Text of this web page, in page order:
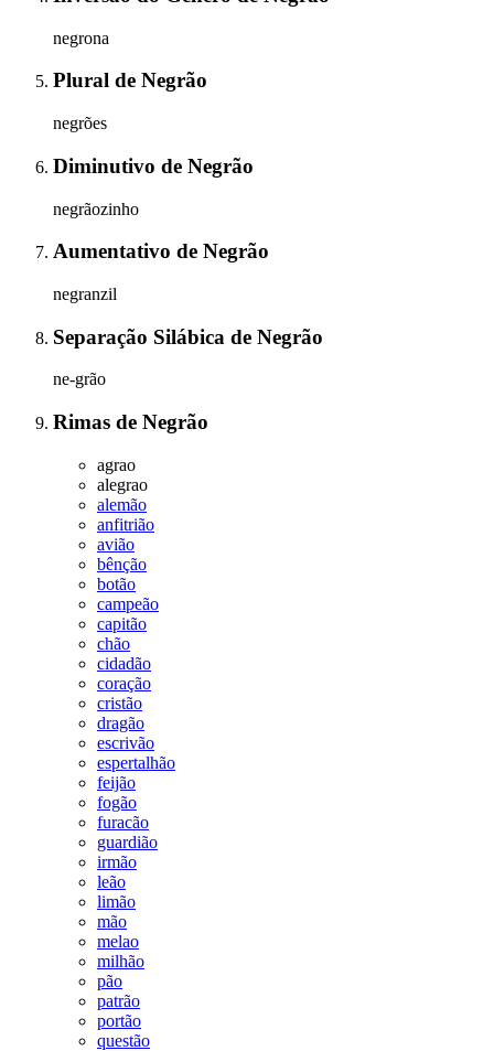
negrona
Plural de Negrão
negrões
Diminutivo de Negrão
negrãozinho
Aumentativo de Negrão
negranzil
Separação Silábica de Negrão
ne-grão
Rimas de Negrão
agrao
alegrao
alemão
anfitrião
avião
bênção
botão
campeão
capitão
chão
cidadão
coração
cristão
dragão
escrivão
espertalhão
feijão
fogão
furacão
guardião
irmão
leão
limão
mão
melao
milhão
pão
patrão
portão
questão